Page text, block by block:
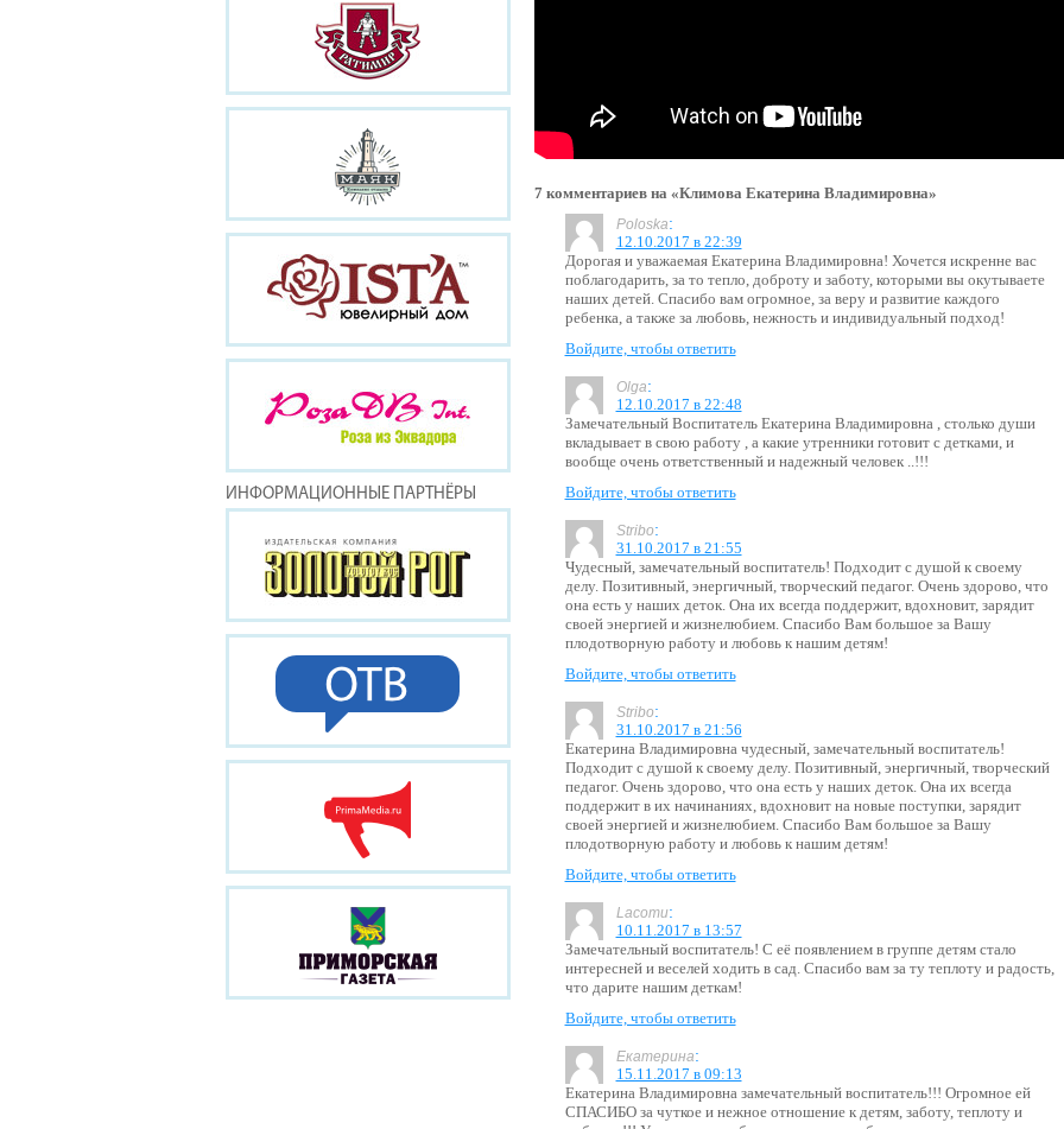
ИНФОРМАЦИОННЫЕ ПАРТНЁРЫ
7 комментариев на «Климова Екатерина Владимировна»
Poloska:
12.10.2017 в 22:39
Дорогая и уважаемая Екатерина Владимировна! Хочется искренне вас
поблагодарить, за то тепло, доброту и заботу, которыми вы окутываете
наших детей. Спасибо вам огромное, за веру и развитие каждого
ребенка, а также за любовь, нежность и индивидуальный подход!
Войдите, чтобы ответить
Olga:
12.10.2017 в 22:48
Замечательный Воспитатель Екатерина Владимировна , столько души
вкладывает в свою работу , а какие утренники готовит с детками, и
вообще очень ответственный и надежный человек ..!!!
Войдите, чтобы ответить
Stribo:
31.10.2017 в 21:55
Чудесный, замечательный воспитатель! Подходит с душой к своему
делу. Позитивный, энергичный, творческий педагог. Очень здорово, что
она есть у наших деток. Она их всегда поддержит, вдохновит, зарядит
своей энергией и жизнелюбием. Спасибо Вам большое за Вашу
плодотворную работу и любовь к нашим детям!
Войдите, чтобы ответить
Stribo:
31.10.2017 в 21:56
Екатерина Владимировна чудесный, замечательный воспитатель!
Подходит с душой к своему делу. Позитивный, энергичный, творческий
педагог. Очень здорово, что она есть у наших деток. Она их всегда
поддержит в их начинаниях, вдохновит на новые поступки, зарядит
своей энергией и жизнелюбием. Спасибо Вам большое за Вашу
плодотворную работу и любовь к нашим детям!
Войдите, чтобы ответить
Lacomu:
10.11.2017 в 13:57
Замечательный воспитатель! С её появлением в группе детям стало
интересней и веселей ходить в сад. Спасибо вам за ту теплоту и радость,
что дарите нашим деткам!
Войдите, чтобы ответить
Екатерина:
15.11.2017 в 09:13
Екатерина Владимировна замечательный воспитатель!!! Огромное ей
СПАСИБО за чуткое и нежное отношение к детям, заботу, теплоту и